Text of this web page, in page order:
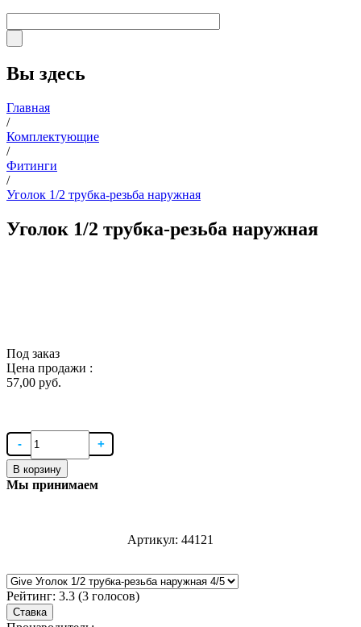
Вы здесь
Главная
/
Комплектующие
/
Фитинги
/
Уголок 1/2 трубка-резьба наружная
Уголок 1/2 трубка-резьба наружная
Под заказ
Цена продажи :
57,00 руб.
В корзину
Мы принимаем
Артикул: 44121
Рейтинг: 3.3 (3 голосов)
Ставка